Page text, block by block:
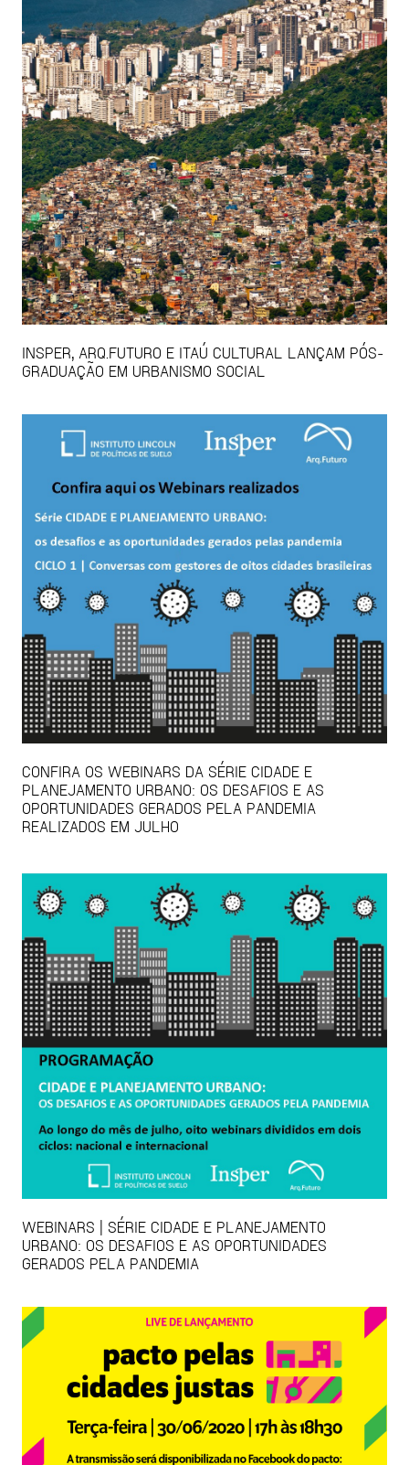
INSPER, ARQ.FUTURO E ITAÚ CULTURAL LANÇAM PÓS-
GRADUAÇÃO EM URBANISMO SOCIAL
CONFIRA OS WEBINARS DA SÉRIE CIDADE E
PLANEJAMENTO URBANO: OS DESAFIOS E AS
OPORTUNIDADES GERADOS PELA PANDEMIA
REALIZADOS EM JULHO
WEBINARS | SÉRIE CIDADE E PLANEJAMENTO
URBANO: OS DESAFIOS E AS OPORTUNIDADES
GERADOS PELA PANDEMIA